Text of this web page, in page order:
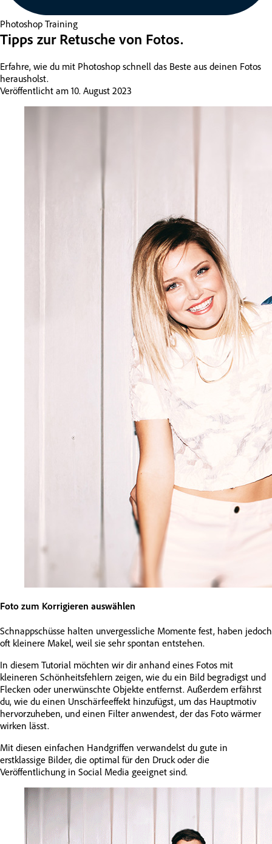
Photoshop Training
Tipps zur Retusche von Fotos.
Erfahre, wie du mit Photoshop schnell das Beste aus deinen Fotos
herausholst.
Veröffentlicht am 10. August 2023
Foto zum Korrigieren auswählen
Schnappschüsse halten unvergessliche Momente fest, haben jedoch
oft kleinere Makel, weil sie sehr spontan entstehen.
In diesem Tutorial möchten wir dir anhand eines Fotos mit
kleineren Schönheitsfehlern zeigen, wie du ein Bild begradigst und
Flecken oder unerwünschte Objekte entfernst. Außerdem erfährst
du, wie du einen Unschärfeeffekt hinzufügst, um das Hauptmotiv
hervorzuheben, und einen Filter anwendest, der das Foto wärmer
wirken lässt.
Mit diesen einfachen Handgriffen verwandelst du gute in
erstklassige Bilder, die optimal für den Druck oder die
Veröffentlichung in Social Media geeignet sind.